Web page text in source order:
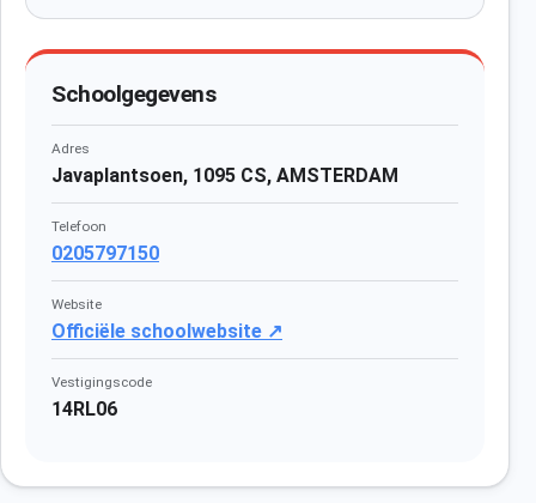
Schoolgegevens
Adres
Javaplantsoen, 1095 CS, AMSTERDAM
Telefoon
0205797150
Website
Officiële schoolwebsite ↗
Vestigingscode
14RL06